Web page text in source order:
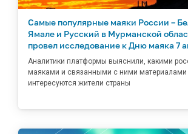
Самые популярные маяки России –
Ямале и Русский в Мурманской
провел исследование к Дню маяка 7
Аналитики платформы выяснили, какими
маяками и связанными с ними
интересуются жители страны